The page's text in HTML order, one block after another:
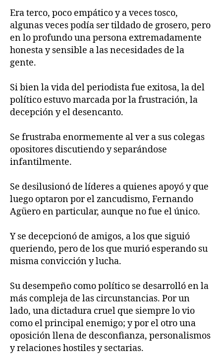
Era terco, poco empático y a veces tosco,
algunas veces podía ser tildado de grosero, pero
en lo profundo una persona extremadamente
honesta y sensible a las necesidades de la
gente.
Si bien la vida del periodista fue exitosa, la del
político estuvo marcada por la frustración, la
decepción y el desencanto.
Se frustraba enormemente al ver a sus colegas
opositores discutiendo y separándose
infantilmente.
Se desilusionó de líderes a quienes apoyó y que
luego optaron por el zancudismo, Fernando
Agüero en particular, aunque no fue el único.
Y se decepcionó de amigos, a los que siguió
queriendo, pero de los que murió esperando su
misma convicción y lucha.
Su desempeño como político se desarrolló en la
más compleja de las circunstancias. Por un
lado, una dictadura cruel que siempre lo vio
como el principal enemigo; y por el otro una
oposición llena de desconfianza, personalismos
y relaciones hostiles y sectarias.